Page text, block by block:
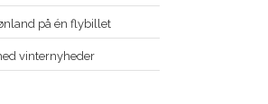
på én flybillet
vinternyheder